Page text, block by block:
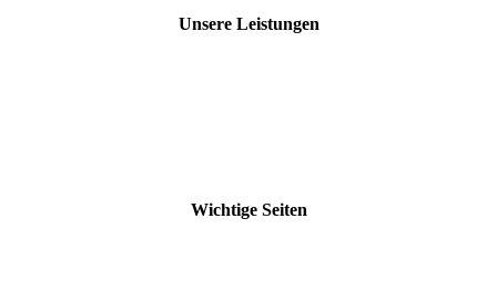
Unsere Leistungen
Wichtige Seiten